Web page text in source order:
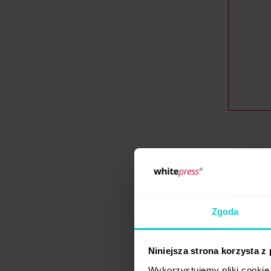
Zgoda
Niniejsza strona korzysta z
na
to
wiele
500